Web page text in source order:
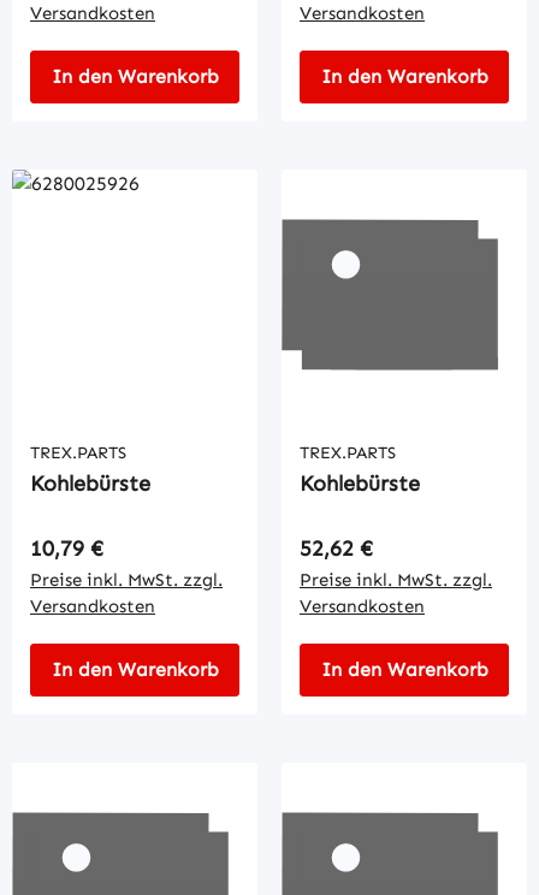
Versandkosten
In den Warenkorb
Versandkosten
In den Warenkorb
TREX.PARTS
Kohlebürste
Regulärer Preis:
10,79 €
Preise inkl. MwSt. zzgl.
Versandkosten
In den Warenkorb
TREX.PARTS
Kohlebürste
Regulärer Preis:
52,62 €
Preise inkl. MwSt. zzgl.
Versandkosten
In den Warenkorb